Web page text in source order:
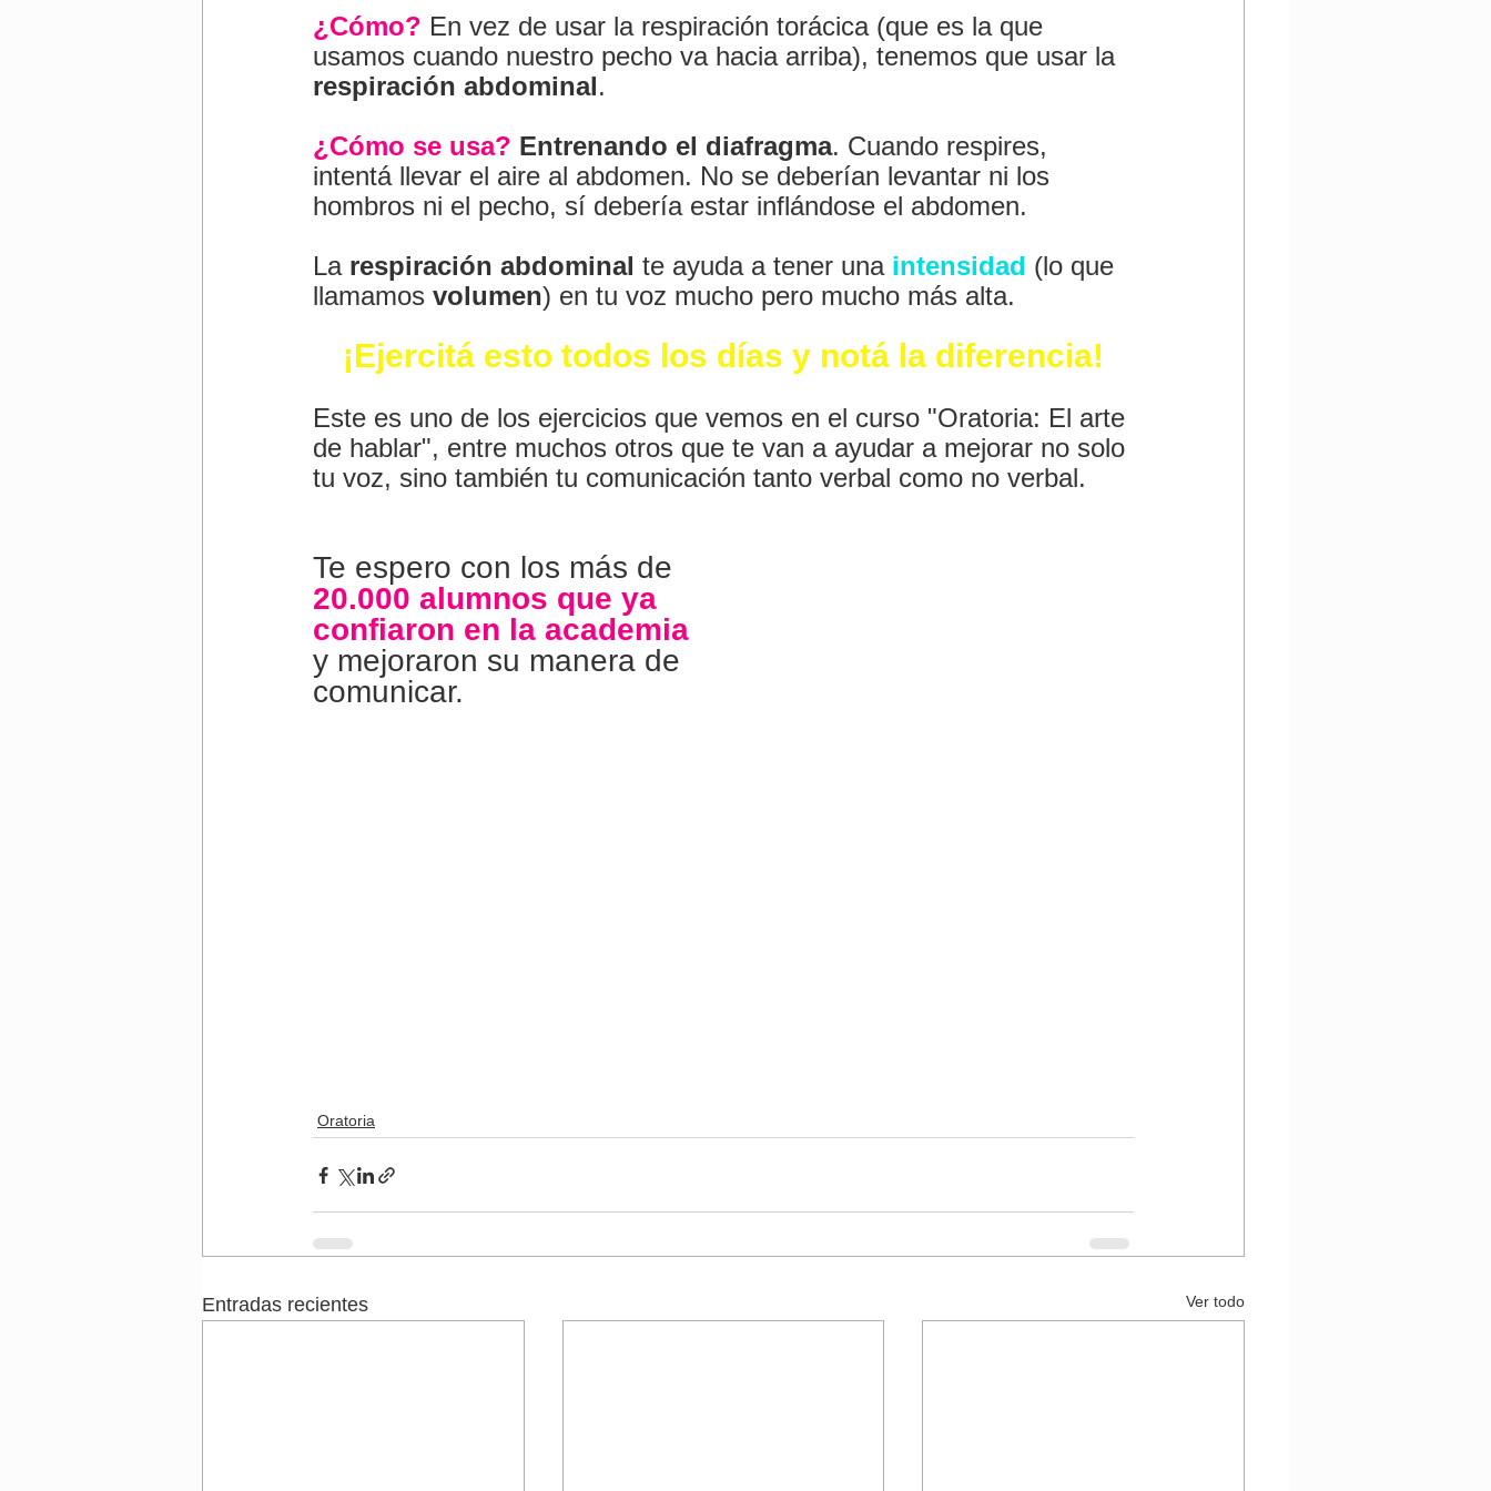
¿Cómo? En vez de usar la respiración torácica (que es la que
usamos cuando nuestro pecho va hacia arriba), tenemos que usar la
respiración abdominal.
¿Cómo se usa? Entrenando el diafragma. Cuando respires,
intentá llevar el aire al abdomen. No se deberían levantar ni los
hombros ni el pecho, sí debería estar inflándose el abdomen.
La respiración abdominal te ayuda a tener una intensidad (lo que
llamamos volumen) en tu voz mucho pero mucho más alta.
¡Ejercitá esto todos los días y notá la diferencia!
Este es uno de los ejercicios que vemos en el curso "Oratoria: El arte
de hablar", entre muchos otros que te van a ayudar a mejorar no solo
tu voz, sino también tu comunicación tanto verbal como no verbal.
Te espero con los más de
20.000 alumnos que ya
confiaron en la academia
y mejoraron su manera de
comunicar.
Oratoria
Entradas recientes Ver todo